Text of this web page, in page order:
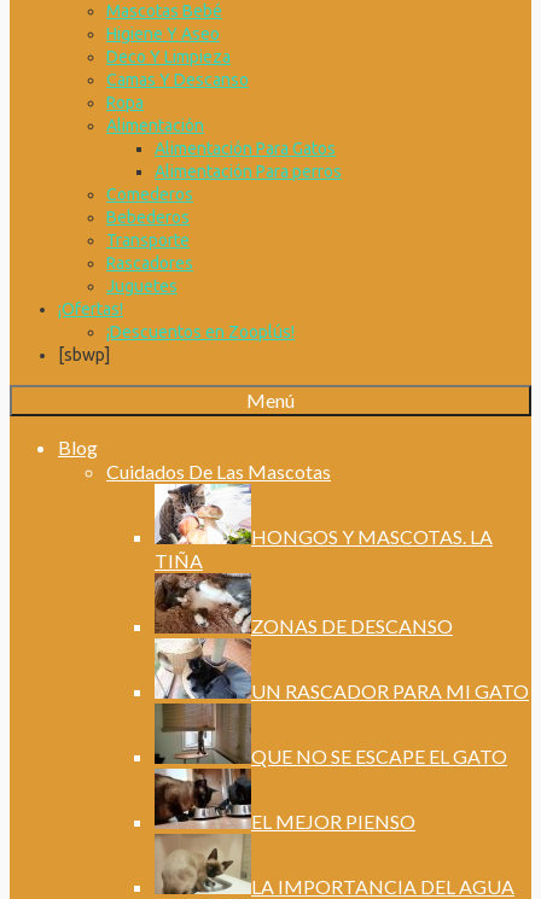
Mascotas Bebé
Higiene Y Aseo
Deco Y Limpieza
Camas Y Descanso
Ropa
Alimentación
Alimentación Para Gatos
Alimentación Para perros
Comederos
Bebederos
Transporte
Rascadores
Juguetes
¡Ofertas!
¡Descuentos en Zooplús!
[sbwp]
Menú
Blog
Cuidados De Las Mascotas
HONGOS Y MASCOTAS. LA
TIÑA
ZONAS DE DESCANSO
UN RASCADOR PARA MI GATO
QUE NO SE ESCAPE EL GATO
EL MEJOR PIENSO
LA IMPORTANCIA DEL AGUA